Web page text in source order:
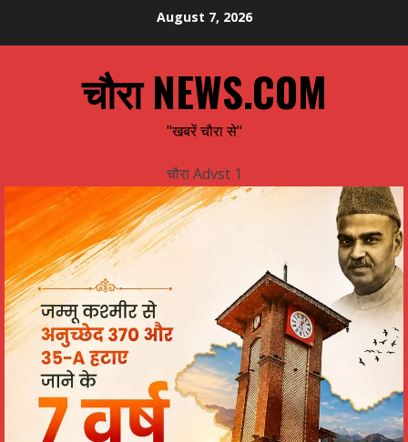
August 7, 2026
चौरा NEWS.COM
"खबरें चौरा से"
चौरा Advst 1